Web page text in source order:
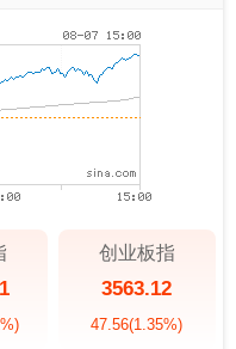
创业板指
3563.12
47.56(1.35%)